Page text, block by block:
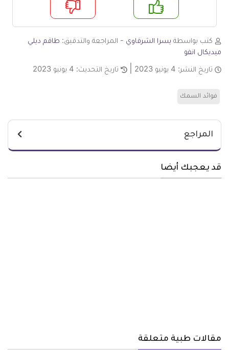
لا
كتب بواسطة يسرا الشرقاوي - المراجعة والتدقيق: طاقم ديلي
ميديكال انفو
تاريخ النشر: 4 يونيو 2023 تاريخ التحديث: 4 يونيو 2023
فوائد السمك
المراجع
قد يعجبك أيضا
مقالات طبية متعلقة